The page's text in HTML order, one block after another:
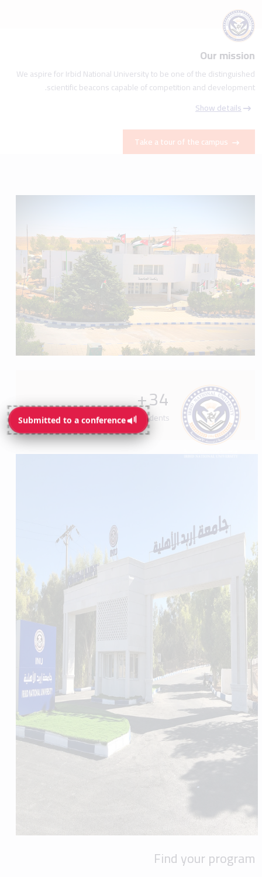
Submitted to a conference
Our mission
We aspire for Irbid National University to be one of the distinguished
scientific beacons capable of competition and development.
Show details
Take a tour of the campus
34
+
Programs available for students
Find your program
Submitted to a conference